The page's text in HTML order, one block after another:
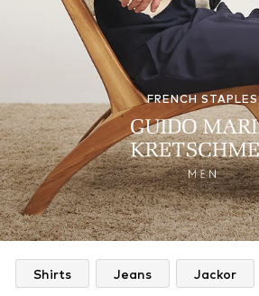
FRENCH STAPLES
Shirts Jeans Jackor